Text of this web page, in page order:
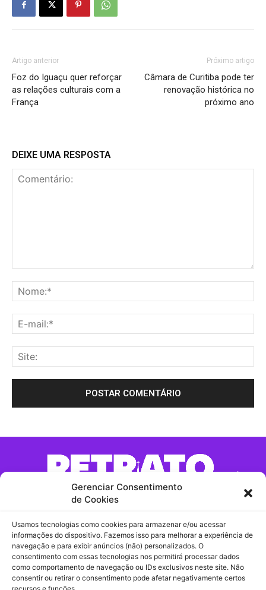
Gerenciar Consentimento
de Cookies
Usamos tecnologias como cookies para armazenar e/ou acessar
informações do dispositivo. Fazemos isso para melhorar a experiência de
navegação e para exibir anúncios (não) personalizados. O
consentimento com essas tecnologias nos permitirá processar dados
como comportamento de navegação ou IDs exclusivos neste site. Não
consentir ou retirar o consentimento pode afetar negativamente certos
Artigo anterior
Foz do Iguaçu quer reforçar
as relações culturais com a
França
Próximo artigo
Câmara de Curitiba pode ter
renovação histórica no
próximo ano
DEIXE UMA RESPOSTA
Contato:
Comercial / Redação
contato@retratomaringa.com.br